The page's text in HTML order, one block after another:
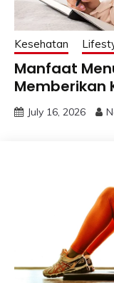
Kesehatan
Manfaat
Memberikan
July 16, 2026